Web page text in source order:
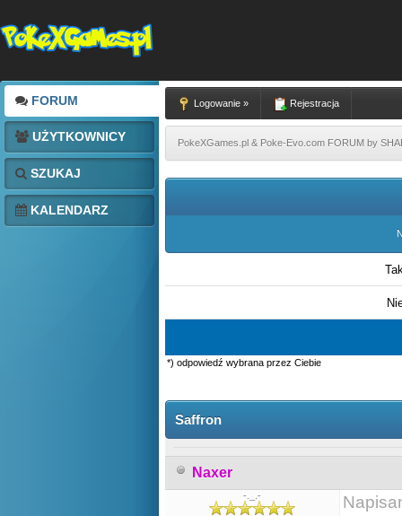
FORUM
UŻYTKOWNICY
SZUKAJ
KALENDARZ
Logowanie » Rejestracja
PokeXGames.pl & Poke-Evo.com FORUM by
*) odpowiedź wybrana przez Ciebie
Saffron
Naxer
-._.-